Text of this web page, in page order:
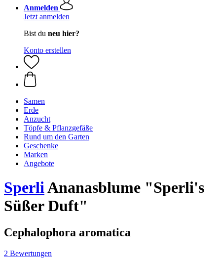
Anmelden
Jetzt anmelden
Bist du neu hier?
Konto erstellen
Samen
Erde
Anzucht
Töpfe & Pflanzgefäße
Rund um den Garten
Geschenke
Marken
Angebote
SperliAnanasblume "Sperli's
Süßer Duft"
Cephalophora aromatica
2 Bewertungen